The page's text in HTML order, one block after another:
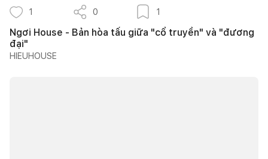
1 0 1
Ngơi House - Bản hòa tấu giữa "cổ truyền" và "đương
đại"
HIEUHOUSE